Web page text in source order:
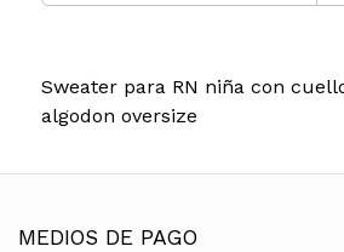
Sweater para RN niña con
algodon oversize
MEDIOS DE PAGO